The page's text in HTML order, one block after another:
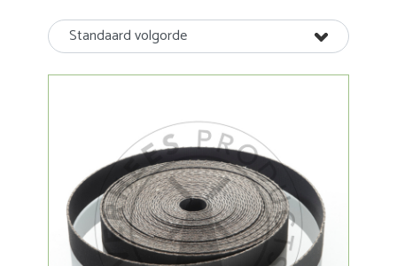
Standaard volgorde